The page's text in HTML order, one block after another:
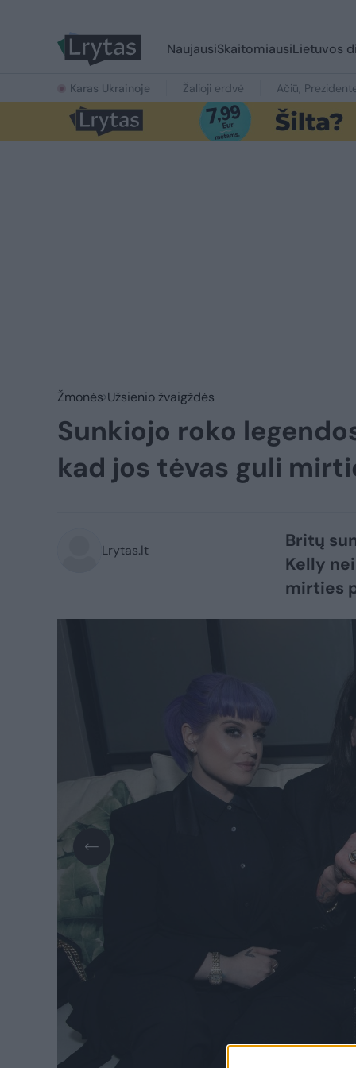
NaujausiSkaitomiausiLietuvos
Karas Ukrainoje Žalioji erdvė Ačiū,
Žmonės Užsienio žvaigždės
Sunkiojo roko
kad jos tėvas guli
Lrytas.lt
Britų
Kelly
mirties